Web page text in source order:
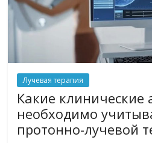
Лучевая терапия
Какие клинические
необходимо
протонно-лучевой